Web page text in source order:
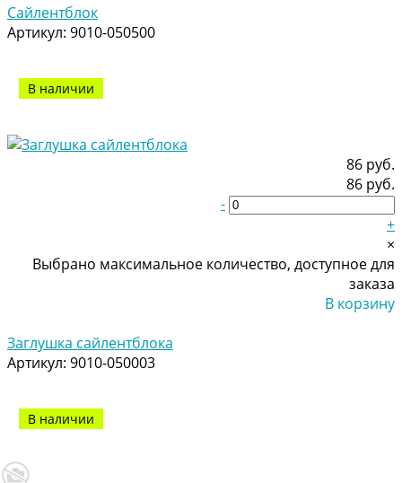
Сайлентблок
Артикул: 9010-050500
В наличии
86 руб.
86 руб.
-
+
×
Выбрано максимальное количество, доступное для
заказа
В корзину
Заглушка сайлентблока
Артикул: 9010-050003
В наличии